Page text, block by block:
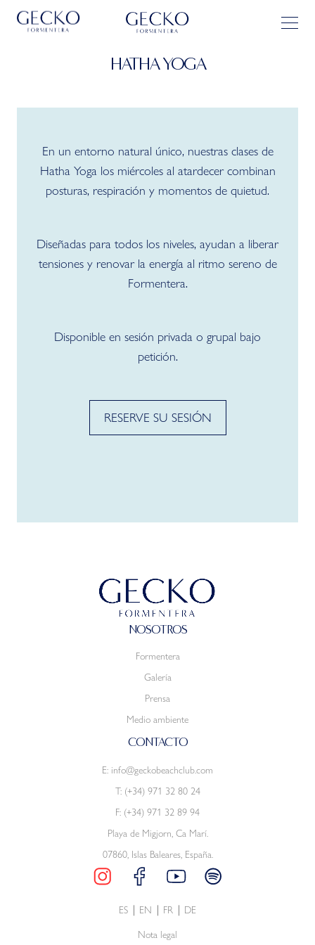
HATHA YOGA
En un entorno natural único, nuestras clases de
Hatha Yoga los miércoles al atardecer combinan
posturas, respiración y momentos de quietud.
Diseñadas para todos los niveles, ayudan a liberar
tensiones y renovar la energía al ritmo sereno de
Formentera.
Disponible en sesión privada o grupal bajo
petición.
RESERVE SU SESIÓN
NOSOTROS
Formentera
Galería
Prensa
Medio ambiente
CONTACTO
E: info@geckobeachclub.com
T: (+34) 971 32 80 24
F: (+34) 971 32 89 94
Playa de Migjorn, Ca Marí.
07860, Islas Baleares, España.
ES EN FR
DE
Nota legal